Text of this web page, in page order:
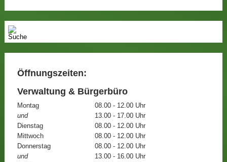
Öffnungszeiten:
Verwaltung & Bürgerbüro
Montag
08.00 - 12.00 Uhr
und
13.00 - 17.00 Uhr
Dienstag
08.00 - 12.00 Uhr
Mittwoch
08.00 - 12.00 Uhr
Donnerstag
08.00 - 12.00 Uhr
und
13.00 - 16.00 Uhr